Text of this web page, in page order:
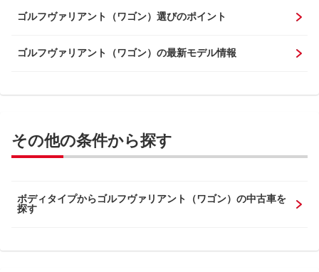
ゴルフヴァリアント（ワゴン）選びのポイント
ゴルフヴァリアント（ワゴン）の最新モデル情報
その他の条件から探す
ボディタイプからゴルフヴァリアント（ワゴン）の中古車を
探す